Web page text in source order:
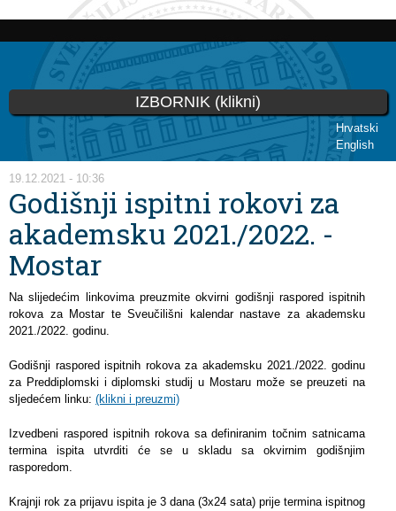
Skip to
content
Hrvatski
English
IZBORNIK (klikni)
You are here
19.12.2021 - 10:36
Godišnji ispitni rokovi za
akademsku 2021./2022. -
Mostar
Na slijedećim linkovima preuzmite okvirni godišnji raspored ispitnih
rokova za Mostar te Sveučilišni kalendar nastave za akademsku
2021./2022. godinu.
Godišnji raspored ispitnih rokova za akademsku 2021./2022. godinu
za Preddiplomski i diplomski studij u Mostaru može se preuzeti na
sljedećem linku: (klikni i preuzmi)
Izvedbeni raspored ispitnih rokova sa definiranim točnim satnicama
termina ispita utvrditi će se u skladu sa okvirnim godišnjim
rasporedom.
Krajnji rok za prijavu ispita je 3 dana (3x24 sata) prije termina ispitnog